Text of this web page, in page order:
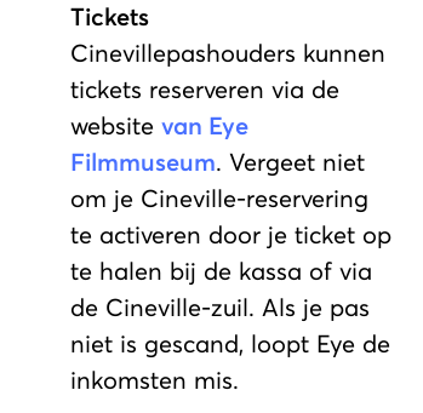
Tickets
Cinevillepashouders kunnen
tickets reserveren via de
website van Eye
Filmmuseum. Vergeet niet
om je Cineville-reservering
te activeren door je ticket op
te halen bij de kassa of via
de Cineville-zuil. Als je pas
niet is gescand, loopt Eye de
inkomsten mis.